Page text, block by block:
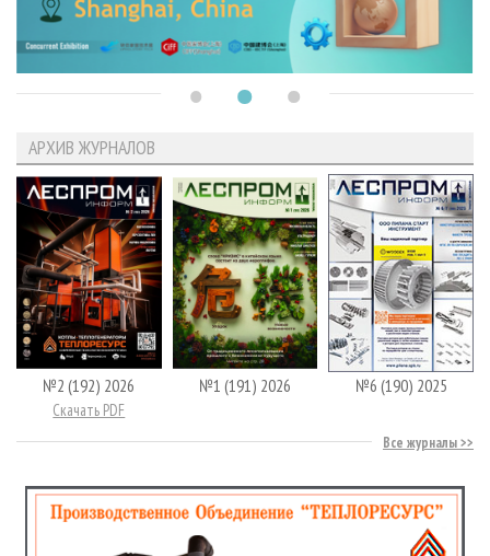
АРХИВ ЖУРНАЛОВ
№2 (192) 2026
Скачать PDF
№1 (191) 2026 №6 (190) 2025
Все журналы